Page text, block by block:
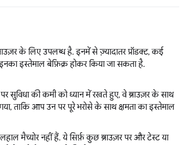
के लिए उपलब्ध है. इनमें से ज़्यादातर प्रॉडक्ट, कई
इस्तेमाल बेफ़िक्र होकर किया जा सकता है.
सुविधा की कमी को ध्यान में रखते हुए, वे ब्राउज़र के साथ
ताकि आप उन पर पूरे भरोसे के साथ क्षमता का इस्तेमाल
मैच्योर नहीं हैं. ये सिर्फ़ कुछ ब्राउज़र पर और टेस्ट या